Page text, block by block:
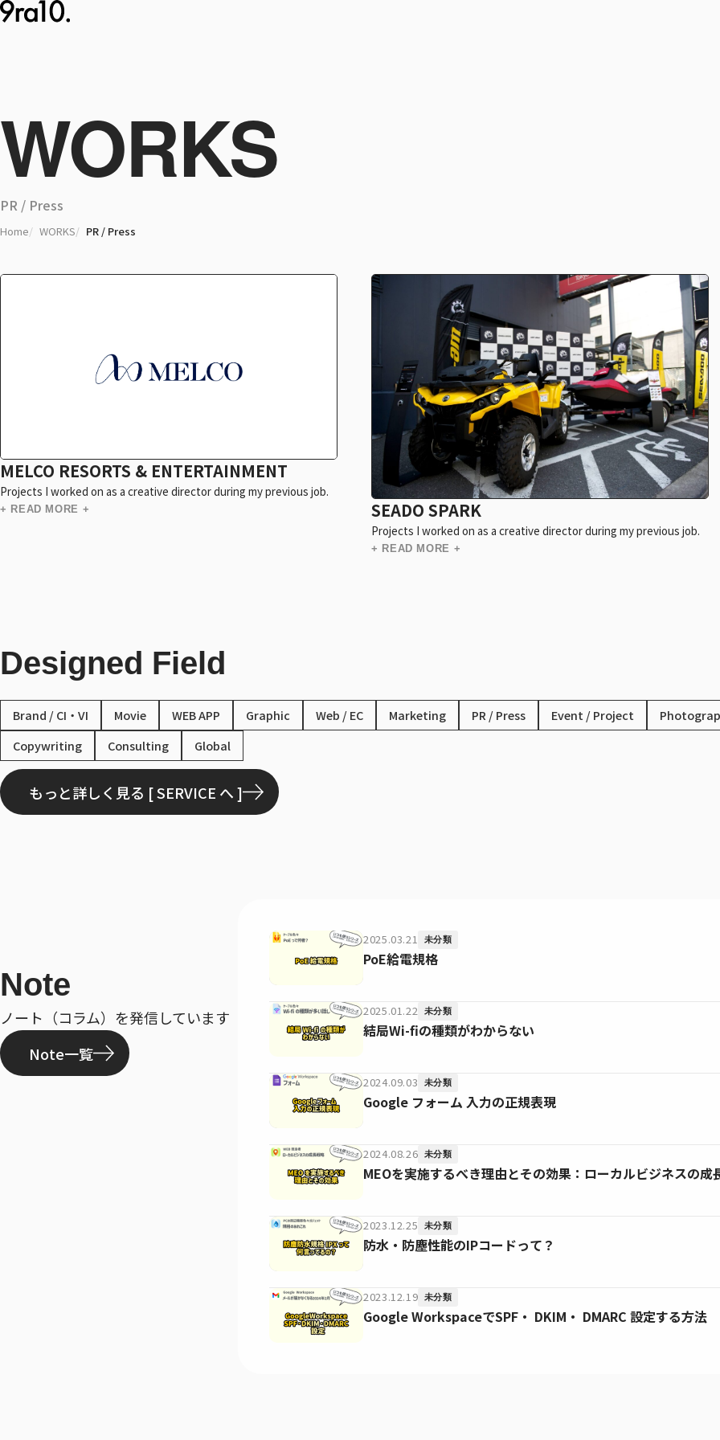
WORKS
PR / Press
Home WORKS PR / Press
MELCO RESORTS & ENTERTAINMENT
Projects I worked on as a creative director during my previous job.
+ READ MORE + SEADO SPARK
Projects I worked on as a creative director during my previous job.
+ READ MORE +
Designed Field
Brand / CI・VI Movie WEB APP Graphic Web / EC Marketing PR / Press Event / Project
Copywriting
Consulting Global
もっと詳しく見る [ SERVICE へ ]
Note
ノート（コラム）を発信しています
Note一覧
2025.03.21 未分類
PoE給電規格
2025.01.22 未分類
結局Wi-fiの種類がわからない
2024.09.03 未分類
Google フォーム 入力の正規表現
2024.08.26 未分類
MEOを実施するべき理由とその効果：ローカルビジネスの成
2023.12.25 未分類
防水・防塵性能のIPコードって？
2023.12.19 未分類
Google WorkspaceでSPF・ DKIM・ DMARC 設定する方法